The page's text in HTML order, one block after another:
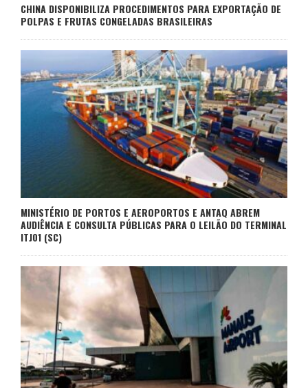
CHINA DISPONIBILIZA PROCEDIMENTOS PARA EXPORTAÇÃO DE
POLPAS E FRUTAS CONGELADAS BRASILEIRAS
MINISTÉRIO DE PORTOS E AEROPORTOS E ANTAQ ABREM
AUDIÊNCIA E CONSULTA PÚBLICAS PARA O LEILÃO DO TERMINAL
ITJ01 (SC)